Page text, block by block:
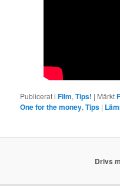
Publicerat i Film,Tips! | Märkt
One for the money,Tips |
Drivs